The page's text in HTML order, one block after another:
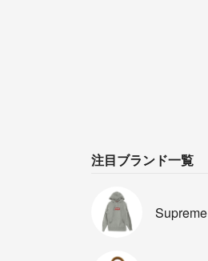
注目ブランド一覧
Supreme